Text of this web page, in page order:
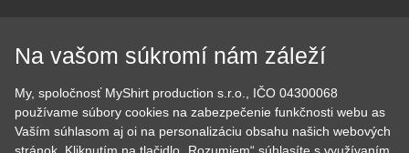
Tipy na darčeky
Všetky motívy
Darčekové poukazy
Auto - Moto
Narodeninové
Nápisy
Povolania
Pre kamarátky a kamarátov
Na vašom súkromí nám záleží
My, spoločnosť MyShirt production s.r.o., IČO 04300068
používame súbory cookies na zabezpečenie funkčnosti webu as
Vaším súhlasom aj oi na personalizáciu obsahu našich webových